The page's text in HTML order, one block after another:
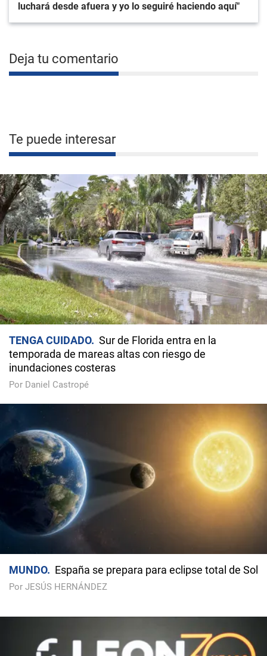
luchará desde afuera y yo lo seguiré haciendo aquí"
Deja tu comentario
Te puede interesar
TENGA CUIDADO
Sur de Florida entra en la
temporada de mareas altas con riesgo de
inundaciones costeras
Por Daniel Castropé
MUNDO España se prepara para eclipse total de Sol
Por JESÚS HERNÁNDEZ